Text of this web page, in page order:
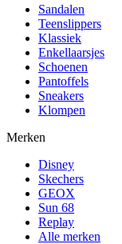
Sandalen
Teenslippers
Klassiek
Enkellaarsjes
Schoenen
Pantoffels
Sneakers
Klompen
Merken
Disney
Skechers
GEOX
Sun 68
Replay
Alle merken